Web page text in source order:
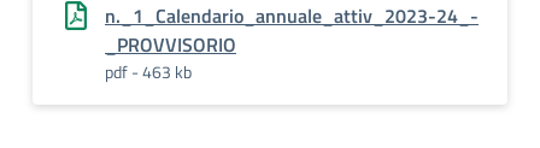
n._1_Calendario_annuale_attiv_2023-24_-
_PROVVISORIO
pdf - 463 kb